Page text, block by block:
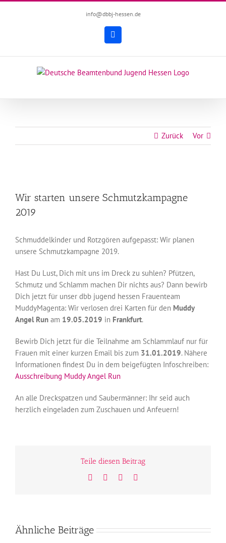
info@dbbj-hessen.de
Facebook
Zurück Vor
grösseres
Bild
Wir starten unsere Schmutzkampagne
2019
Schmuddelkinder und Rotzgören aufgepasst: Wir planen
unsere Schmutzkampagne 2019.
Hast Du Lust, Dich mit uns im Dreck zu suhlen? Pfützen,
Schmutz und Schlamm machen Dir nichts aus? Dann bewirb
Dich jetzt für unser dbb jugend hessen Frauenteam
MuddyMagenta: Wir verlosen drei Karten für den Muddy
Angel Run am 19.05.2019 in Frankfurt.
Bewirb Dich jetzt für die Teilnahme am Schlammlauf nur für
Frauen mit einer kurzen Email bis zum 31.01.2019. Nähere
Informationen findest Du in dem beigefügten Infoschreiben:
Ausschreibung Muddy Angel Run
An alle Dreckspatzen und Saubermänner: Ihr seid auch
herzlich eingeladen zum Zuschauen und Anfeuern!
Teile diesen Beitrag
Facebook
TwitterWhatsApp
Ähnliche Beiträge